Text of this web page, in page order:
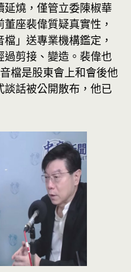
燒，僅管立委陳椒華
座裴偉質疑真實性，
」送專業機構鑑定，
剪接、變造。裴偉也
檔是股東會上和會後他
話被公開散布，他已